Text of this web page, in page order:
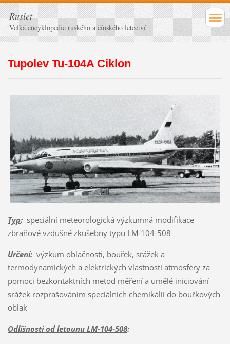
Ruslet
Velká encyklopedie ruského a čínského letectví
Tupolev Tu-104A Ciklon
Typ:speciální meteorologická výzkumná modifikace
zbraňové vzdušné zkušebny typu LM-104-508
Určení:výzkum oblačnosti, bouřek, srážek a
termodynamických a elektrických vlastností atmosféry za
pomoci bezkontaktních metod měření a umělé iniciování
srážek rozprašováním speciálních chemikálií do bouřkových
oblak
Odlišnosti od letounu LM-104-508: